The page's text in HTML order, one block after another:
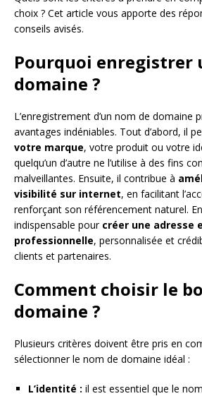
choix ? Cet article vous apporte des
conseils avisés.
Pourquoi enregistrer
domaine ?
L’enregistrement d’un nom de domaine
avantages indéniables. Tout d’abord, il
votre marque, votre produit ou votre
quelqu’un d’autre ne l’utilise à des fins
malveillantes. Ensuite, il contribue à
visibilité sur internet, en facilitant
renforçant son référencement naturel.
indispensable pour créer une adresse
professionnelle, personnalisée et
clients et partenaires.
Comment choisir le
domaine ?
Plusieurs critères doivent être pris en
sélectionner le nom de domaine idéal :
L’identité : il est essentiel que le